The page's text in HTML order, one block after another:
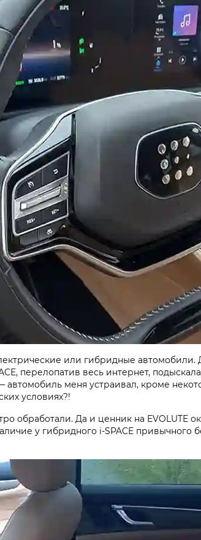
или гибридные
перелопатив весь интернет,
меня устраивал, кроме
условиях?!
обработали. Да и ценник на EVOLUTE
у гибридного i‑SPACE привычного